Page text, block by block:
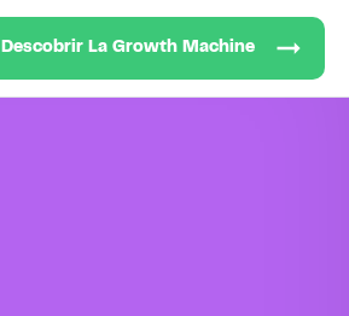
Descobrir La Growth Machine